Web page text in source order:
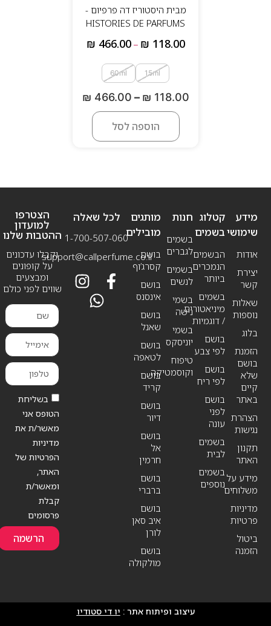
מבית היסטוריז דה פרפיום -
HISTORIES DE PARFUMS
₪ 118.00
–
₪ 466.00
15ml
60ml
₪ 118.00
–
₪ 466.00
הוספה לסל
מידע
שימושי
אודות
יצירת
קשר
שאלות
נוספות
בלוג
הזמנת
בושם
שלא
קיים
באתר
הצהרת
נגישות
תקנון
האתר
מידע על
משלוחים
מדיניות
פרטיות
ביטול
הזמנה
חנות
בשמים
לגברים
בשמים
לנשים
בשמי
נישה
בשמי
יוניסקס
טיפוח
וקוסמטיקה
קטלוג
בשמים
הבשמים
הנמכרים
ביותר
בשמים
מיניאטורים
/ דוגמיות
בושם
לפי צבע
בושם
לפי ריח
בושם
לפני
עונה
בשמים
לבית
בשמים
נוספים
מותגים
מובילים
בושם
קסרג’וף
בושם
אינסנס
בושם
שאנל
בושם
לטאפה
בושם
קריד
בושם
דיור
בושם
אל
חרמין
בושם
ברברי
בושם
איב סאן
לורן
בושם
מולקולה
לכל שאלה
1-700-507-060
support@callperfume.co.il
הצטרפו
למועדון
ההטבות שלנו
וקבלו עדכונים
על קופונים
ומבצעים
שווים לפני כולם
בשליחת
הטופס אני
מאשר/ת את
מדיניות
הפרטיות של
האתר,
ומאשר/ת
קבלת
פרסומים
הרשמה
עיצוב ופיתוח אתר : יו די סטודיו